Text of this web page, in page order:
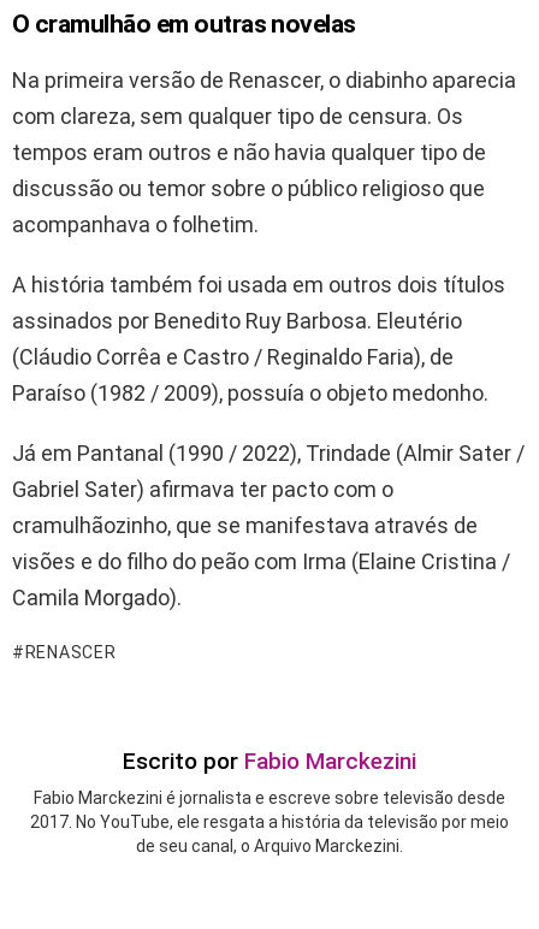
O cramulhão em outras novelas
Na primeira versão de Renascer, o diabinho aparecia
com clareza, sem qualquer tipo de censura. Os
tempos eram outros e não havia qualquer tipo de
discussão ou temor sobre o público religioso que
acompanhava o folhetim.
A história também foi usada em outros dois títulos
assinados por Benedito Ruy Barbosa. Eleutério
(Cláudio Corrêa e Castro / Reginaldo Faria), de
Paraíso (1982 / 2009), possuía o objeto medonho.
Já em Pantanal (1990 / 2022), Trindade (Almir Sater /
Gabriel Sater) afirmava ter pacto com o
cramulhãozinho, que se manifestava através de
visões e do filho do peão com Irma (Elaine Cristina /
Camila Morgado).
RENASCER
Escrito por Fabio Marckezini
Fabio Marckezini é jornalista e escreve sobre televisão desde
2017. No YouTube, ele resgata a história da televisão por meio
de seu canal, o Arquivo Marckezini.